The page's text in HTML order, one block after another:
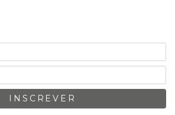
INSCREVER